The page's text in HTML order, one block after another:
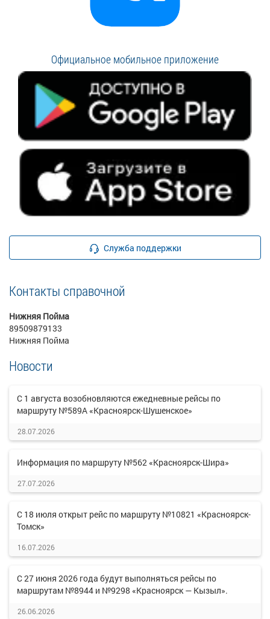
Официальное мобильное приложение
Служба поддержки
Контакты справочной
Нижняя Пойма
89509879133
Нижняя Пойма
Новости
С 1 августа возобновляются ежедневные рейсы по
маршруту №589А «Красноярск-Шушенское»
28.07.2026
Информация по маршруту №562 «Красноярск-Шира»
27.07.2026
С 18 июля открыт рейс по маршруту №10821 «Красноярск-
Томск»
16.07.2026
С 27 июня 2026 года будут выполняться рейсы по
маршрутам №8944 и №9298 «Красноярск — Кызыл».
26.06.2026